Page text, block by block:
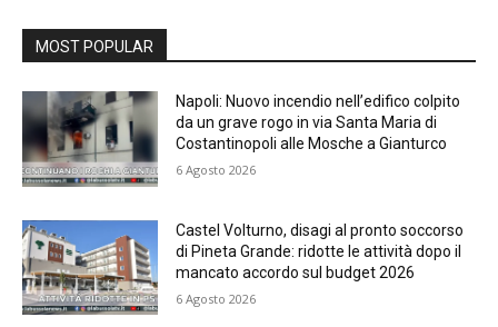
MOST POPULAR
Napoli: Nuovo incendio nell’edifico colpito
da un grave rogo in via Santa Maria di
Costantinopoli alle Mosche a Gianturco
6 Agosto 2026
Castel Volturno, disagi al pronto soccorso
di Pineta Grande: ridotte le attività dopo il
mancato accordo sul budget 2026
6 Agosto 2026